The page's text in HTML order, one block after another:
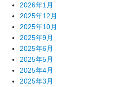
2026年1月
2025年12月
2025年10月
2025年9月
2025年6月
2025年5月
2025年4月
2025年3月